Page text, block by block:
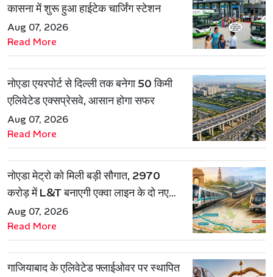
कासना में शुरू हुआ हाईटेक चार्जिंग स्टेशन
Aug 07, 2026
Read More
नोएडा एयरपोर्ट से दिल्ली तक बनेगा 50 किमी
एलिवेटेड एक्सप्रेसवे, आसान होगा सफर
Aug 07, 2026
Read More
नोएडा मेट्रो को मिली बड़ी सौगात, 2970
करोड़ में L&T बनाएगी एक्वा लाइन के दो नए
रूट
Aug 07, 2026
Read More
गाजियाबाद के एलिवेटेड फ्लाईओवर पर स्थापित